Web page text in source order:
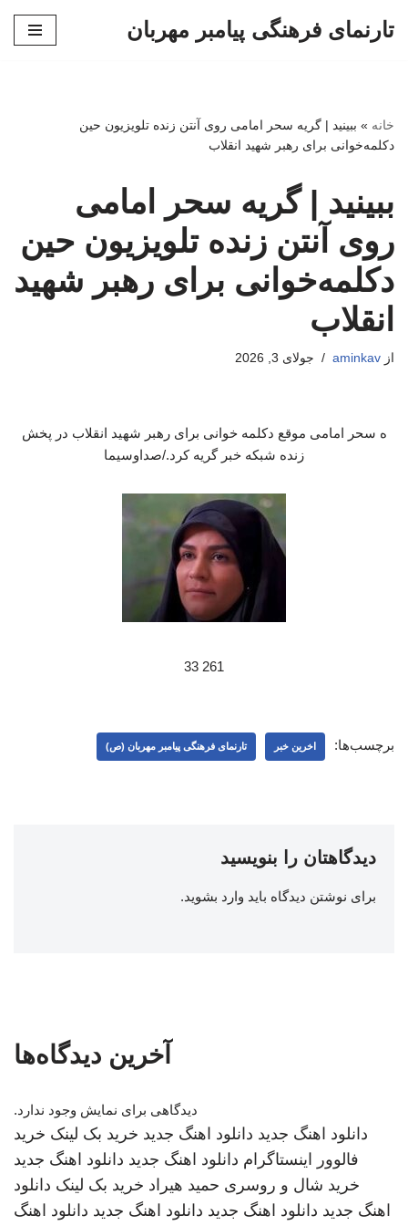
تارنمای فرهنگی پیامبر مهربان
خانه » ببینید | گریه سحر امامی روی آنتن زنده تلویزیون حین
دکلمه‌خوانی برای رهبر شهید انقلاب
ببینید | گریه سحر امامی
روی آنتن زنده تلویزیون حین
دکلمه‌خوانی برای رهبر شهید
انقلاب
از aminkav جولای 3, 2026
ه سحر امامی موقع دکلمه خوانی برای رهبر شهید انقلاب در پخش
زنده شبکه خبر گریه کرد./صداوسیما
261 33
برچسب‌ها: اخرین خبر تارنمای فرهنگی پیامبر مهربان (ص)
دیدگاهتان را بنویسید
برای نوشتن دیدگاه باید وارد بشوید.
آخرین دیدگاه‌ها
دیدگاهی برای نمایش وجود ندارد.
دانلود اهنگ جدید دانلود اهنگ جدید خرید بک لینک خرید
فالوور اینستاگرام دانلود اهنگ جدید دانلود اهنگ جدید
خرید شال و روسری حمید هیراد خرید بک لینک دانلود
اهنگ جدید دانلود اهنگ جدید دانلود اهنگ جدید دانلود اهنگ